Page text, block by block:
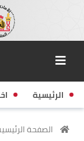
الرئيسية
الصفحة